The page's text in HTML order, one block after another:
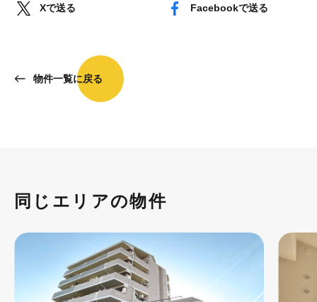
Xで送る Facebookで送る
物件一覧に戻る
同じエリアの物件